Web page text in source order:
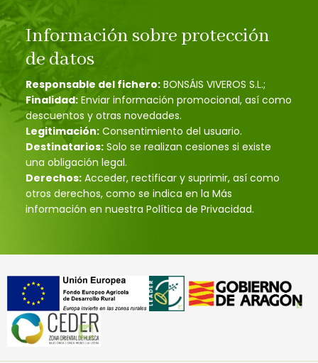
Información sobre protección
de datos
Responsable del fichero: BONSÁIS VIVEROS S.L.;
Finalidad: Enviar información promocional, así como
descuentos y otras novedades.
Legitimación: Consentimiento del usuario.
Destinatarios: Solo se realizan cesiones si existe
una obligación legal.
Derechos: Acceder, rectificar y suprimir, así como
otros derechos, como se indica en la Más
información en nuestra Política de Privacidad.